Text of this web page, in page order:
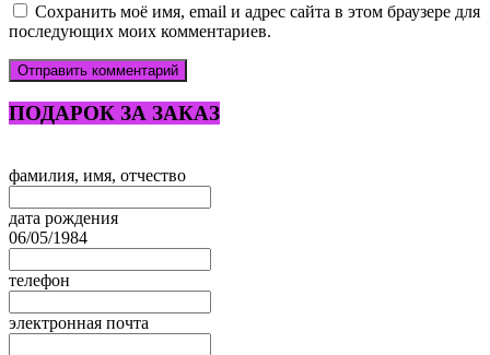
Сохранить моё имя, email и адрес сайта в этом браузере для
последующих моих комментариев.
ПОДАРОК ЗА ЗАКАЗ
Leave
field
blank
фамилия, имя, отчество
дата рождения
06/05/1984
телефон
электронная почта